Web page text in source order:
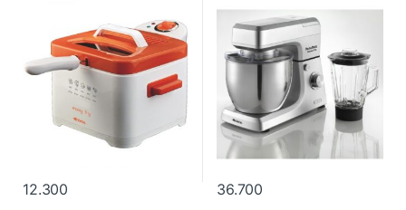
12.300 36.700